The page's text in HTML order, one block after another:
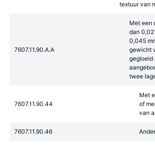
textuur van
7607.11.90.A.A
Met een
dan
0,045
gewicht
gegloeid
twee
7607.11.90.44
Met
of
van
7607.11.90.46